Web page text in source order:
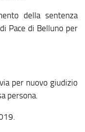
della sentenza
Pace di Belluno per
per nuovo giudizio
persona.